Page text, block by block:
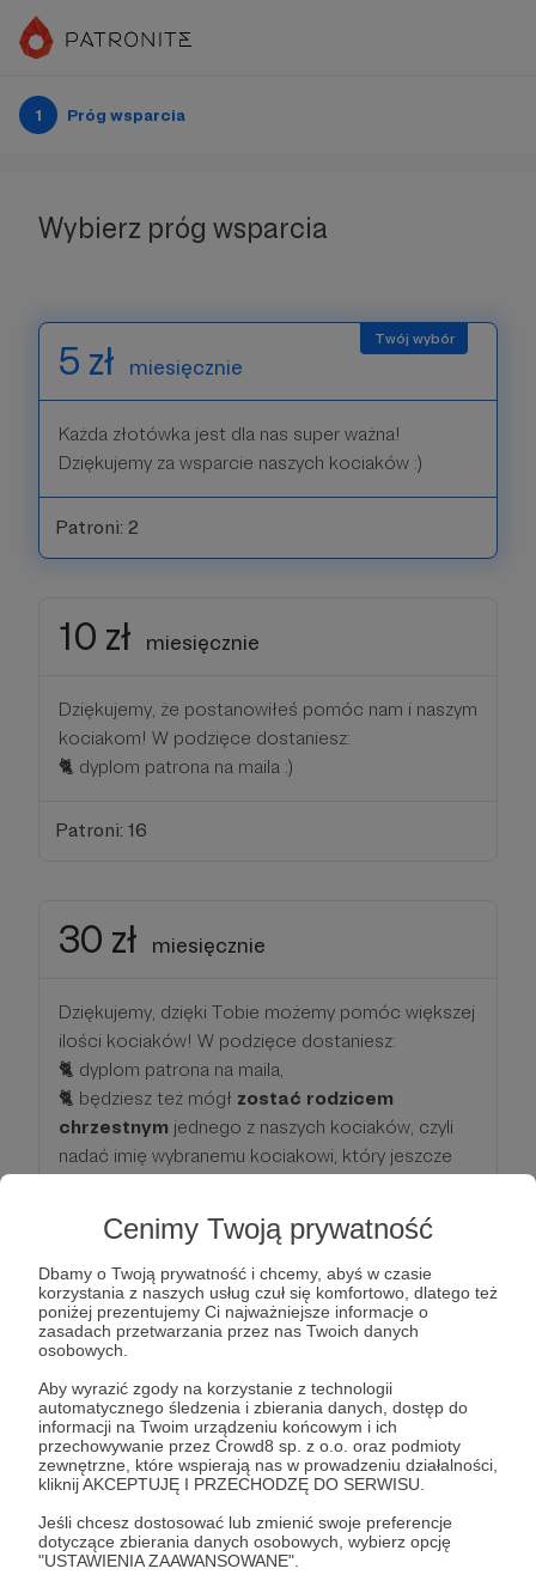
Cenimy Twoją prywatność
Dbamy o Twoją prywatność i chcemy, abyś w czasie
korzystania z naszych usług czuł się komfortowo, dlatego też
poniżej prezentujemy Ci najważniejsze informacje o
zasadach przetwarzania przez nas Twoich danych
osobowych.
Aby wyrazić zgody na korzystanie z technologii
automatycznego śledzenia i zbierania danych, dostęp do
informacji na Twoim urządzeniu końcowym i ich
przechowywanie przez Crowd8 sp. z o.o. oraz podmioty
zewnętrzne, które wspierają nas w prowadzeniu działalności,
kliknij AKCEPTUJĘ I PRZECHODZĘ DO SERWISU.
Jeśli chcesz dostosować lub zmienić swoje preferencje
dotyczące zbierania danych osobowych, wybierz opcję
"USTAWIENIA ZAAWANSOWANE".
1 Próg wsparcia
Wybierz próg wsparcia
5 zł miesięcznie
Każda złotówka jest dla nas super ważna!
Dziękujemy za wsparcie naszych kociaków :)
Patroni: 2
10 zł miesięcznie
Dziękujemy, że postanowiłeś pomóc nam i naszym
kociakom! W podzięce dostaniesz:
🐈 dyplom patrona na maila :)
Patroni: 16
30 zł miesięcznie
Dziękujemy, dzięki Tobie możemy pomóc większej
ilości kociaków! W podzięce dostaniesz:
🐈 dyplom patrona na maila,
🐈 będziesz też mógł zostać rodzicem
chrzestnym jednego z naszych kociaków, czyli
nadać imię wybranemu kociakowi, który jeszcze
50 zł
Dziękujemy, Twoje wsparcie jest dla nas ogromnie
ważne! W podzięce dostaniesz:
🐈 dyplom patrona na maila,
🐈 będziesz też mógłzostać rodzicem
chrzestnymjednego z naszych kociaków, czyli
nadać imię wybranemu kociakowi, który jeszcze